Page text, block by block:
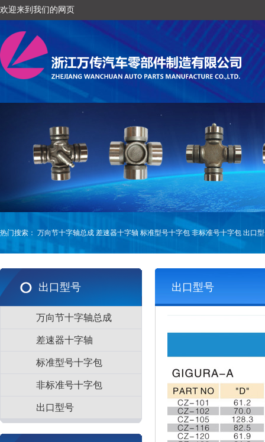
欢迎来到我们的网页
热门搜索： 万向节十字轴总成 差速器十字轴 标准型号十字包 非标准号十字包 出口
出口型号
万向节十字轴总成
差速器十字轴
标准型号十字包
非标准号十字包
出口型号
出口型号